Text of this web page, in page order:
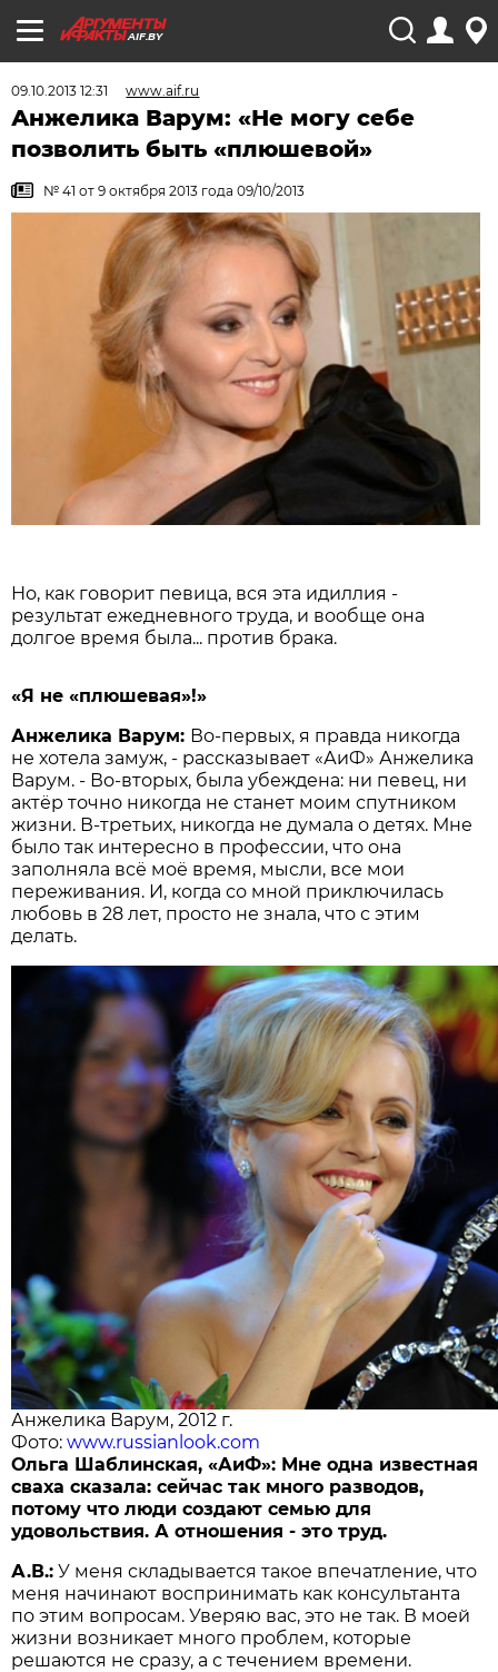
AIF.BY
09.10.2013 12:31 www.aif.ru
Анжелика Варум: «Не могу себе
позволить быть «плюшевой»
№ 41 от 9 октября 2013 года 09/10/2013
Но, как говорит певица, вся эта идиллия -
результат ежедневного труда, и вообще она
долгое время была... против брака.
«Я не «плюшевая»!»
Анжелика Варум: Во-первых, я правда никогда
не хотела замуж, - рассказывает «АиФ» Анжелика
Варум. - Во-вторых, была убеждена: ни певец, ни
актёр точно никогда не станет моим спутником
жизни. В-третьих, никогда не думала о детях. Мне
было так интересно в профессии, что она
заполняла всё моё время, мысли, все мои
переживания. И, когда со мной приключилась
любовь в 28 лет, просто не знала, что с этим
делать.
Анжелика Варум, 2012 г.
Фото:www.russianlook.com
Ольга Шаблинская, «АиФ»: Мне одна известная
сваха сказала: сейчас так много разводов,
потому что люди создают семью для
удовольствия. А отношения - это труд.
А.В.: У меня складывается такое впечатление, что
меня начинают воспринимать как консультанта
по этим вопросам. Уверяю вас, это не так. В моей
жизни возникает много проблем, которые
решаются не сразу, а с течением времени.